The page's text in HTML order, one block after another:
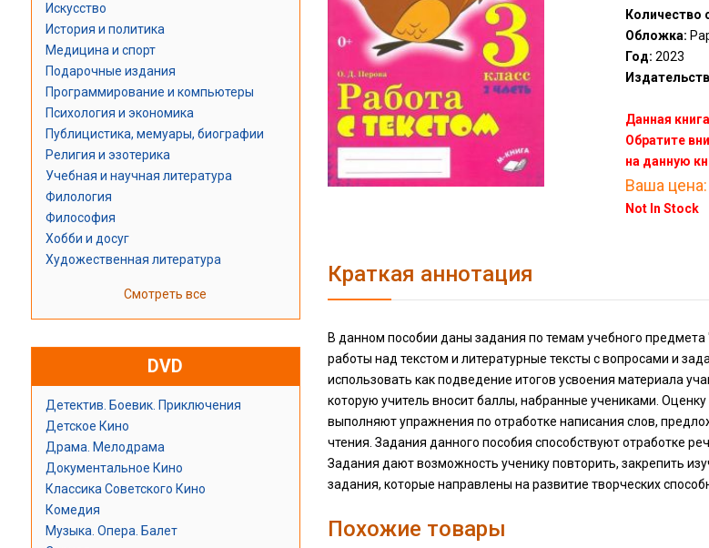
Искусство
История и политика
Медицина и спорт
Подарочные издания
Программирование и компьютеры
Психология и экономика
Публицистика, мемуары, биографии
Религия и эзотерика
Учебная и научная литература
Филология
Философия
Хобби и досуг
Художественная литература
Смотреть все
DVD
Детектив. Боевик. Приключения
Детское Кино
Драма. Мелодрама
Документальное Кино
Классика Советского Кино
Комедия
Музыка. Опера. Балет
Количество
Обложка:
Год: 2023
Данная
Обратите
на данную
Ваша цена:
Not In Stock
Краткая аннотация
В данном пособии даны задания по темам учебного
работы над текстом и литературные тексты с вопросами и
использовать как подведение итогов усвоения материала
которую учитель вносит баллы, набранные учениками.
выполняют упражнения по отработке написания слов,
чтения. Задания данного пособия способствуют отработке
Задания дают возможность ученику повторить, закрепить
задания, которые направлены на развитие творческих
Похожие товары